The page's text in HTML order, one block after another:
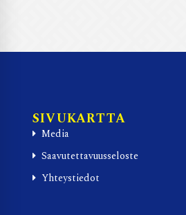
SIVUKARTTA
Media
Saavutettavuusseloste
Yhteystiedot